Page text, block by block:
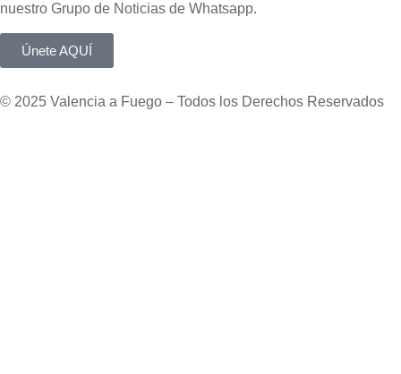
nuestro Grupo de Noticias de Whatsapp.
Únete AQUÍ
© 2025 Valencia a Fuego – Todos los Derechos Reservados